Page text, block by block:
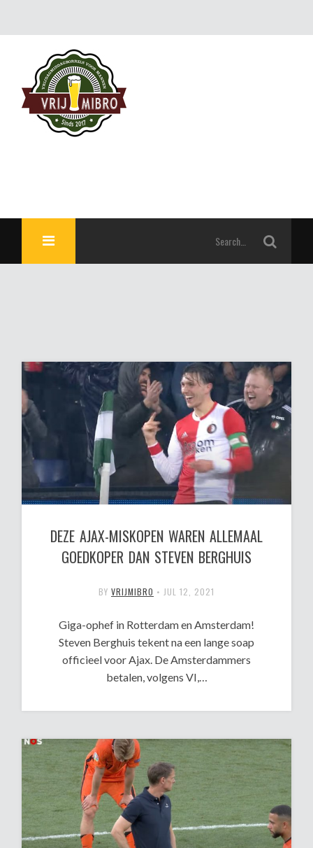
DEZE AJAX-MISKOPEN WAREN ALLEMAAL
GOEDKOPER DAN STEVEN BERGHUIS
BY VRIJMIBRO • JUL 12, 2021
Giga-ophef in Rotterdam en Amsterdam!
Steven Berghuis tekent na een lange soap
officieel voor Ajax. De Amsterdammers
betalen, volgens VI,…